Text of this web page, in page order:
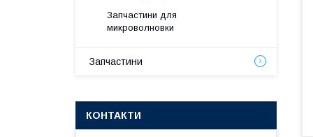
Запчастини для
микроволновки
Запчастини
КОНТАКТИ